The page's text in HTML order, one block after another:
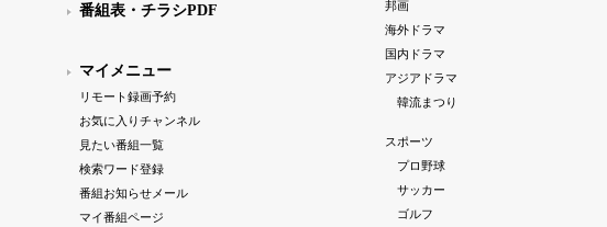
番組表・チラシPDF
マイメニュー
リモート録画予約
お気に入りチャンネル
見たい番組一覧
検索ワード登録
番組お知らせメール
マイ番組ページ
邦画
海外ドラマ
国内ドラマ
アジアドラマ
韓流まつり
スポーツ
プロ野球
サッカー
ゴルフ